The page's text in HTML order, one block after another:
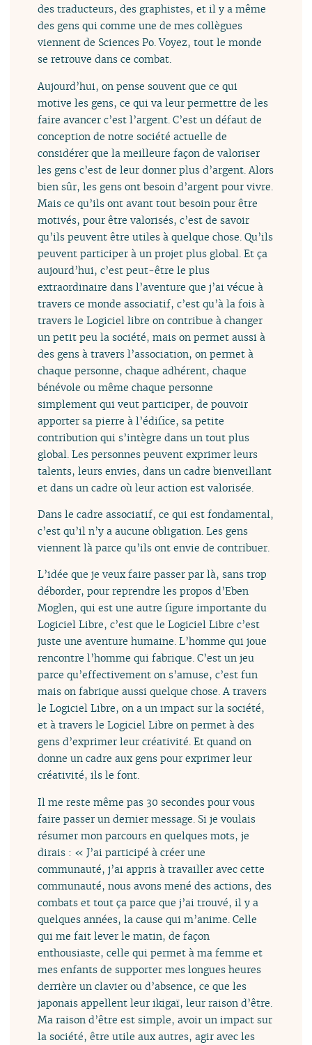
des traducteurs, des graphistes, et il y a même
des gens qui comme une de mes collègues
viennent de Sciences Po. Voyez, tout le monde
se retrouve dans ce combat.
Aujourd’hui, on pense souvent que ce qui
motive les gens, ce qui va leur permettre de les
faire avancer c’est l’argent. C’est un défaut de
conception de notre société actuelle de
considérer que la meilleure façon de valoriser
les gens c’est de leur donner plus d’argent. Alors
bien sûr, les gens ont besoin d’argent pour vivre.
Mais ce qu’ils ont avant tout besoin pour être
motivés, pour être valorisés, c’est de savoir
qu’ils peuvent être utiles à quelque chose. Qu’ils
peuvent participer à un projet plus global. Et ça
aujourd’hui, c’est peut-être le plus
extraordinaire dans l’aventure que j’ai vécue à
travers ce monde associatif, c’est qu’à la fois à
travers le Logiciel libre on contribue à changer
un petit peu la société, mais on permet aussi à
des gens à travers l’association, on permet à
chaque personne, chaque adhérent, chaque
bénévole ou même chaque personne
simplement qui veut participer, de pouvoir
apporter sa pierre à l’édifice, sa petite
contribution qui s’intègre dans un tout plus
global. Les personnes peuvent exprimer leurs
talents, leurs envies, dans un cadre bienveillant
et dans un cadre où leur action est valorisée.
Dans le cadre associatif, ce qui est fondamental,
c’est qu’il n’y a aucune obligation. Les gens
viennent là parce qu’ils ont envie de contribuer.
L’idée que je veux faire passer par là, sans trop
déborder, pour reprendre les propos d’Eben
Moglen, qui est une autre figure importante du
Logiciel Libre, c’est que le Logiciel Libre c’est
juste une aventure humaine. L’homme qui joue
rencontre l’homme qui fabrique. C’est un jeu
parce qu’effectivement on s’amuse, c’est fun
mais on fabrique aussi quelque chose. A travers
le Logiciel Libre, on a un impact sur la société,
et à travers le Logiciel Libre on permet à des
gens d’exprimer leur créativité. Et quand on
donne un cadre aux gens pour exprimer leur
créativité, ils le font.
Il me reste même pas 30 secondes pour vous
faire passer un dernier message. Si je voulais
résumer mon parcours en quelques mots, je
dirais : « J’ai participé à créer une
communauté, j’ai appris à travailler avec cette
communauté, nous avons mené des actions, des
combats et tout ça parce que j’ai trouvé, il y a
quelques années, la cause qui m’anime. Celle
qui me fait lever le matin, de façon
enthousiaste, celle qui permet à ma femme et
mes enfants de supporter mes longues heures
derrière un clavier ou d’absence, ce que les
japonais appellent leur ikigaï, leur raison d’être.
Ma raison d’être est simple, avoir un impact sur
la société, être utile aux autres, agir avec les